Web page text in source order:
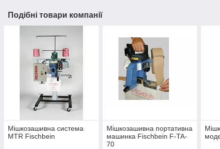
Подібні товари компанії
Мішкозашивна система
MTR Fischbein
Мішкозашивна портативна
машинка Fischbein F-TA-
70